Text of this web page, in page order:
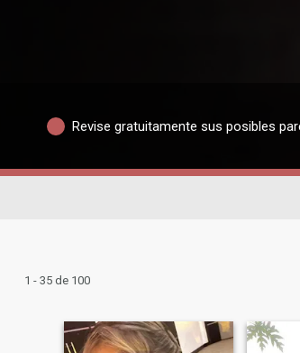
Revise gratuitamente sus posibles
1 - 35 de 100